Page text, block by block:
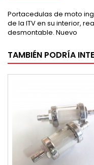
Portacedulas de moto
de la ITV en su interior,
desmontable. Nuevo
TAMBIÉN PODRÍA